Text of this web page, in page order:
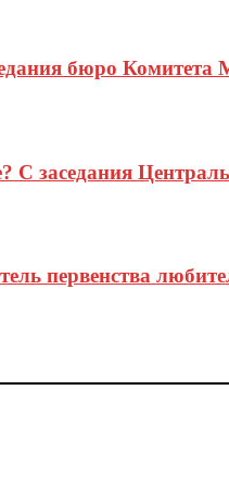
бюро Комитета
С заседания
первенства